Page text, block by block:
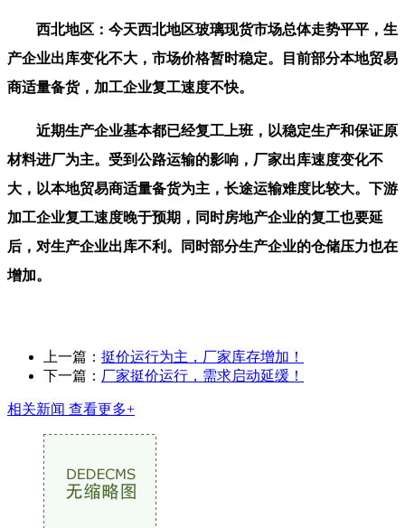
西北地区：今天西北地区玻璃现货市场总体走势平平，生
产企业出库变化不大，市场价格暂时稳定。目前部分本地贸易
商适量备货，加工企业复工速度不快。
近期生产企业基本都已经复工上班，以稳定生产和保证原
材料进厂为主。受到公路运输的影响，厂家出库速度变化不
大，以本地贸易商适量备货为主，长途运输难度比较大。下游
加工企业复工速度晚于预期，同时房地产企业的复工也要延
后，对生产企业出库不利。同时部分生产企业的仓储压力也在
增加。
上一篇： 挺价运行为主，厂家库存增加！
下一篇： 厂家挺价运行，需求启动延缓！
相关新闻 查看更多+